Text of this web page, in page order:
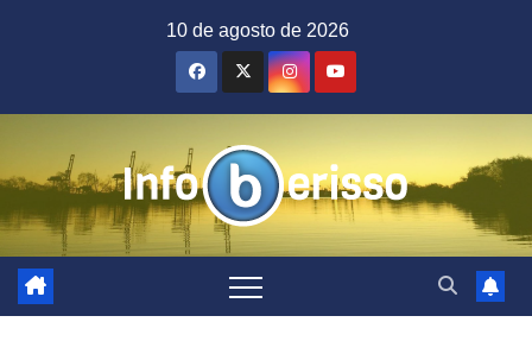
10 de agosto de 2026